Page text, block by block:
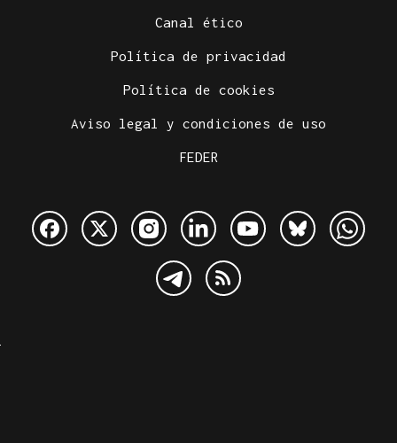
Canal ético
Política de privacidad
Política de cookies
Aviso legal y condiciones de uso
FEDER